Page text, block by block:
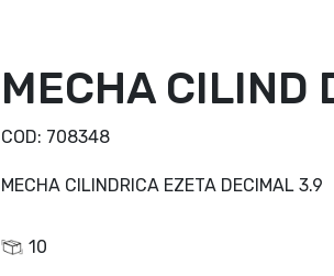
MECHA CILIND
COD: 708348
MECHA CILINDRICA EZETA DECIMAL 3.9
10